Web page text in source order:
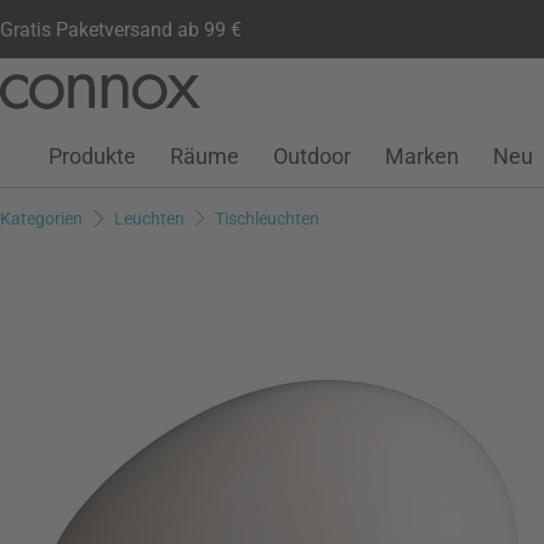
Gratis Paketversand ab 99 €
Seiteninhalt
Suchfeld
Kundenkonto
Wunschliste
Warenkorb
Produkte Räume Outdoor Marken Neu
Kategorien Leuchten Tischleuchten